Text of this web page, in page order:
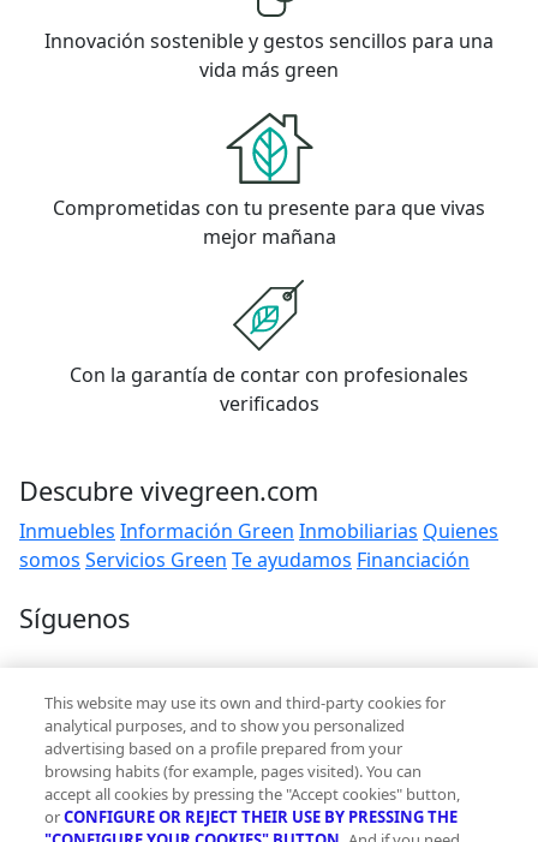
Innovación sostenible y gestos sencillos para una
vida más green
Comprometidas con tu presente para que vivas
mejor mañana
Con la garantía de contar con profesionales
verificados
Descubre vivegreen.com
Inmuebles Información Green Inmobiliarias Quienes
somos Servicios Green Te ayudamos Financiación
Síguenos
Contacto
hola@vivegreen.com
This website may use its own and third-party cookies for
analytical purposes, and to show you personalized
advertising based on a profile prepared from your
browsing habits (for example, pages visited). You can
accept all cookies by pressing the "Accept cookies" button,
orCONFIGURE OR REJECT THEIR USE BY PRESSING THE